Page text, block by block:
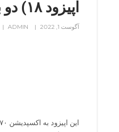
اپیزود ۱۸) دو برادر در کوه عریان
آگوست 1, 2022 ADMIN